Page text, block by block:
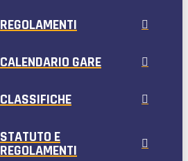
REGOLAMENTI
CALENDARIO GARE
CLASSIFICHE
STATUTO E
REGOLAMENTI